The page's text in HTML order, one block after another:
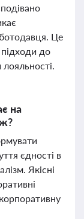
Це
до
на
єдності в
Якісні